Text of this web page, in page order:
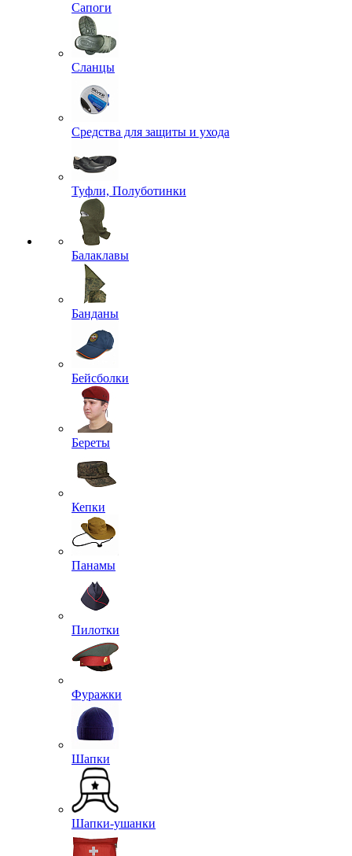
Сапоги
Сланцы
Средства для защиты и ухода
Туфли, Полуботинки
Балаклавы
Банданы
Бейсболки
Береты
Кепки
Панамы
Пилотки
Фуражки
Шапки
Шапки-ушанки